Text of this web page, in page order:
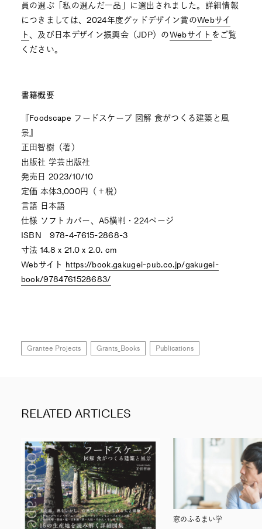
員の選ぶ「私の選んだ一品」に選出されました。詳細情報
につきましては、2024年度グッドデザイン賞のWebサイ
ト 、及び日本デザイン振興会（JDP）のWebサイト をご覧
ください。
書籍概要
『Foodscape フードスケープ 図解 食がつくる建築と風
景』
正田智樹（著）
出版社 学芸出版社
発売日 2023/10/10
定価 本体3,000円（＋税）
言語‎ 日本語
仕様 ソフトカバー、A5横判・224ページ
ISBN 978-4-7615-2868-3
寸法 14.8 x 21.0 x 2.0. cm
Webサイト https://book.gakugei-pub.co.jp/gakugei-
book/9784761528683/
Grantee Projects Grants_Books Publications
RELATED ARTICLES
窓のふるまい学